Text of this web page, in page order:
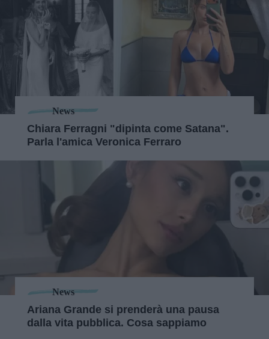
News
Chiara Ferragni "dipinta come Satana".
Parla l'amica Veronica Ferraro
News
Ariana Grande si prenderà una pausa
dalla vita pubblica. Cosa sappiamo